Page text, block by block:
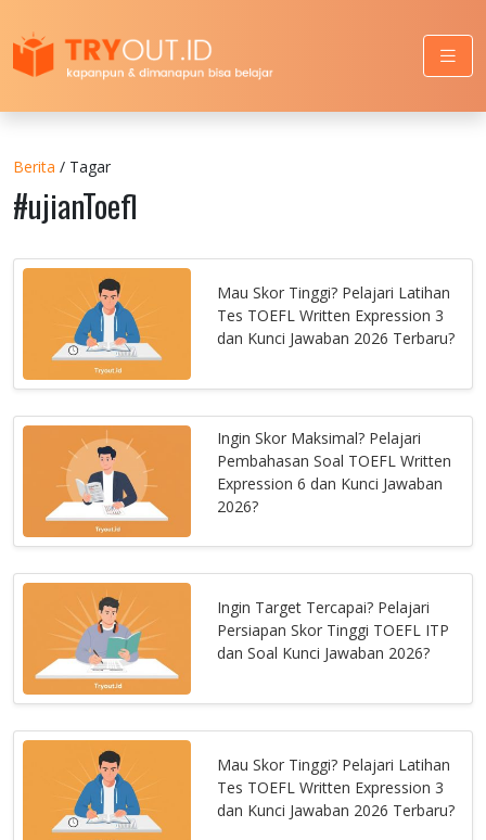
Berita / Tagar
#ujianToefl
Mau Skor Tinggi? Pelajari Latihan
Tes TOEFL Written Expression 3
dan Kunci Jawaban 2026 Terbaru?
Ingin Skor Maksimal? Pelajari
Pembahasan Soal TOEFL Written
Expression 6 dan Kunci Jawaban
2026?
Ingin Target Tercapai? Pelajari
Persiapan Skor Tinggi TOEFL ITP
dan Soal Kunci Jawaban 2026?
Mau Skor Tinggi? Pelajari Latihan
Tes TOEFL Written Expression 3
dan Kunci Jawaban 2026 Terbaru?